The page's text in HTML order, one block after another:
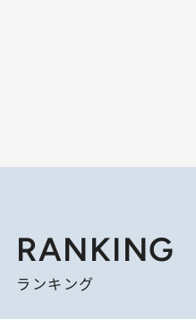
RANKING
ランキング